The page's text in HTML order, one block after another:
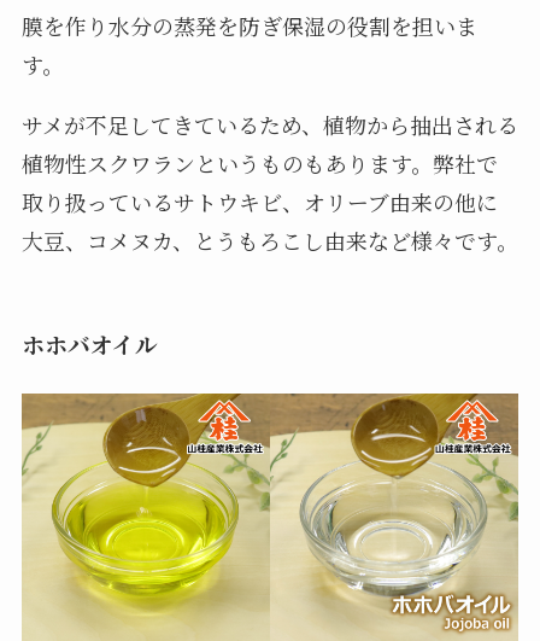
膜を作り水分の蒸発を防ぎ保湿の役割を担いま
す。
サメが不足してきているため、植物から抽出される
植物性スクワランというものもあります。弊社で
取り扱っているサトウキビ、オリーブ由来の他に
大豆、コメヌカ、とうもろこし由来など様々です。
ホホバオイル